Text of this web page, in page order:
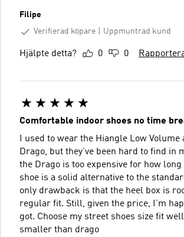
Filipe
Verifierad köpare
Uppmuntrad kund
Hjälpte detta? 0 0
Comfortable indoor shoes no time
I used to wear the Hiangle Low Volume
Drago, but they’ve been hard to find in
the Drago is too expensive for how
shoe is a solid alternative to the
only drawback is that the heel box is
regular fit. Still, given the price, I’m
got. Choose my street shoes size fit
smaller than drago